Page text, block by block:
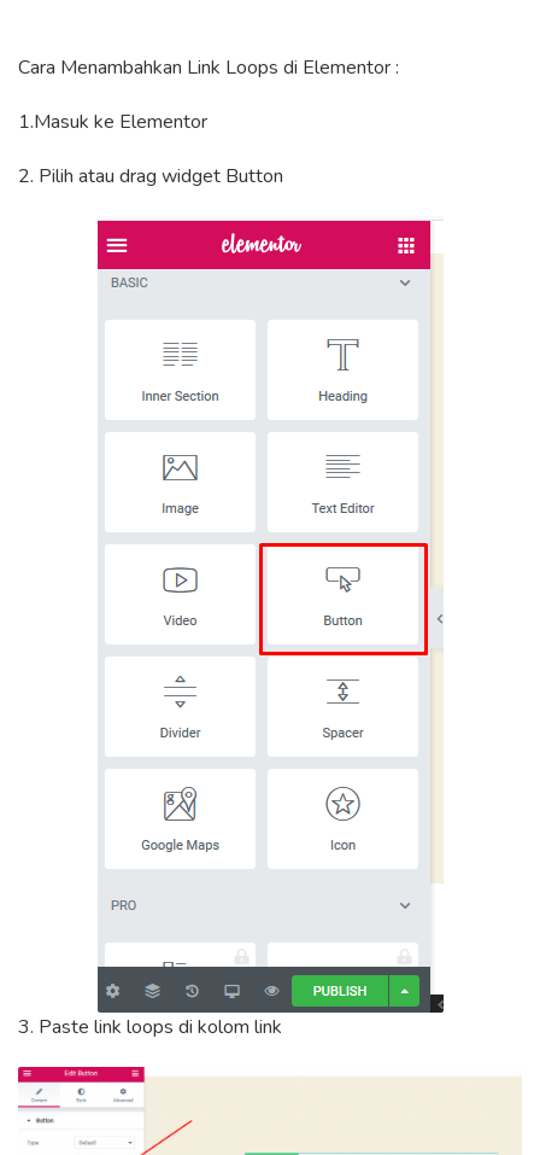
Cara Menambahkan Link Loops di Elementor :
1.Masuk ke Elementor
2. Pilih atau drag widget Button
3. Paste link loops di kolom link